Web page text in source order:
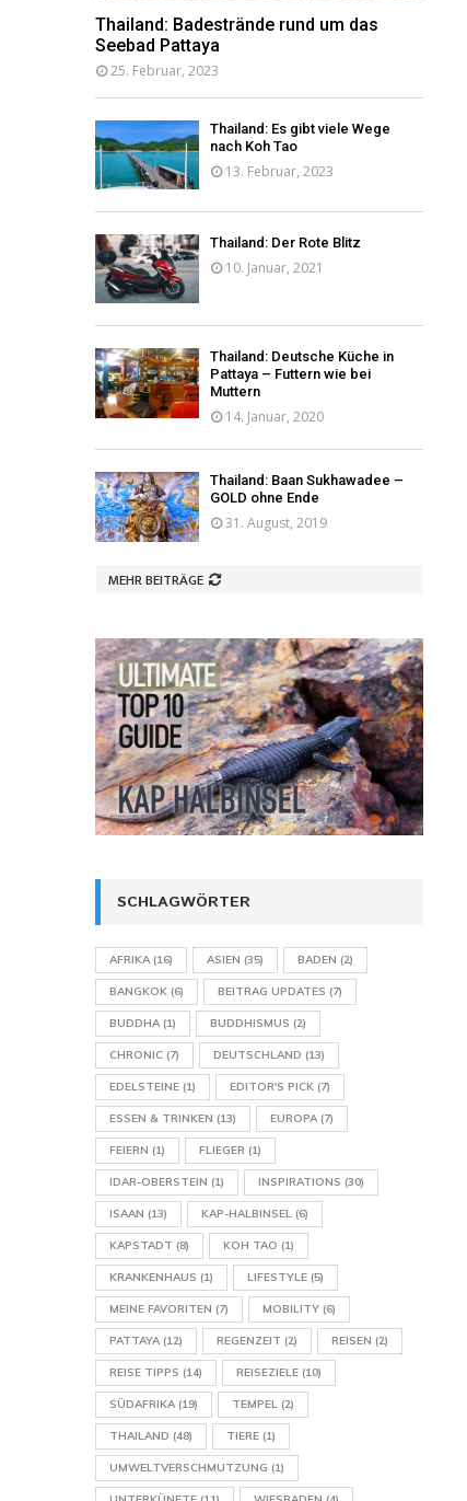
Thailand: Badestrände rund um das
Seebad Pattaya
25. Februar, 2023
Thailand: Es gibt viele Wege
nach Koh Tao
13. Februar, 2023
Thailand: Der Rote Blitz
10. Januar, 2021
Thailand: Deutsche Küche in
Pattaya – Futtern wie bei
Muttern
14. Januar, 2020
Thailand: Baan Sukhawadee –
GOLD ohne Ende
31. August, 2019
MEHR BEITRÄGE
SCHLAGWÖRTER
AFRIKA(16) ASIEN (35) BADEN (2)
BANGKOK (6) BEITRAG UPDATES (7)
BUDDHA(1) BUDDHISMUS (2)
CHRONIC (7) DEUTSCHLAND (13)
EDELSTEINE (1) EDITOR'S PICK (7)
ESSEN & TRINKEN (13) EUROPA(7)
FEIERN (1) FLIEGER (1)
IDAR-OBERSTEIN (1) INSPIRATIONS (30)
ISAAN (13) KAP-HALBINSEL (6)
KAPSTADT (8) KOH TAO (1)
KRANKENHAUS (1) LIFESTYLE (5)
MEINE FAVORITEN (7) MOBILITY (6)
PATTAYA(12) REGENZEIT (2) REISEN (2)
REISE TIPPS (14) REISEZIELE (10)
SÜDAFRIKA(19) TEMPEL (2)
THAILAND (48) TIERE (1)
UMWELTVERSCHMUTZUNG (1)